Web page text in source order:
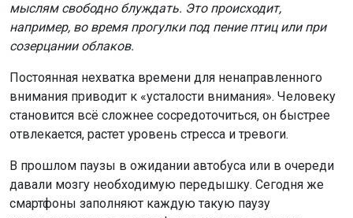
мыслям свободно блуждать. Это происходит,
например, во время прогулки под пение птиц или при
созерцании облаков.
Постоянная нехватка времени для ненаправленного
внимания приводит к «усталости внимания». Человеку
становится всё сложнее сосредоточиться, он быстрее
отвлекается, растет уровень стресса и тревоги.
В прошлом паузы в ожидании автобуса или в очереди
давали мозгу необходимую передышку. Сегодня же
смартфоны заполняют каждую такую паузу